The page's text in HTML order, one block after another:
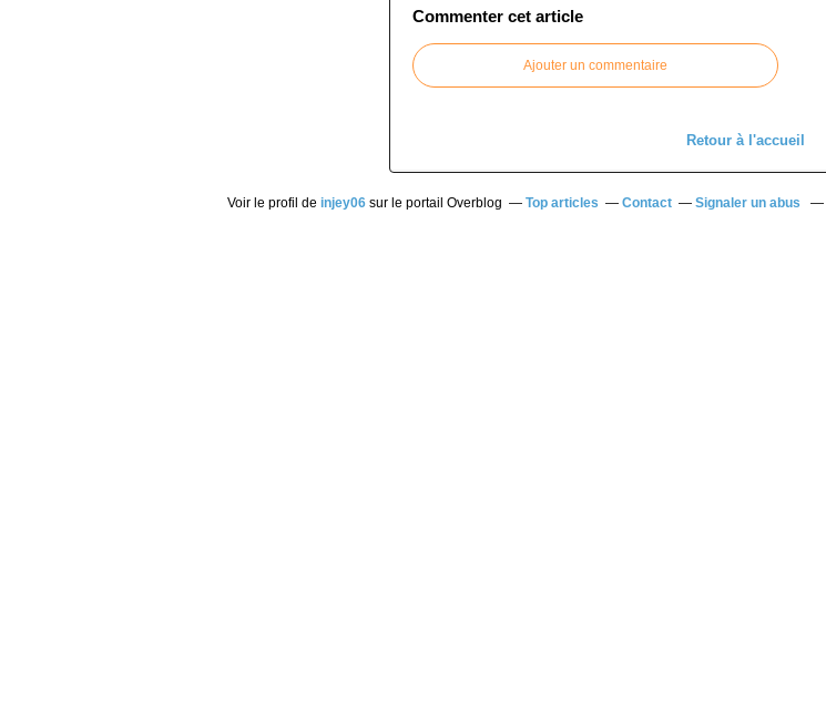
Commenter cet article
Ajouter un commentaire
Retour à l'accueil
Voir le profil de injey06 sur le portail Overblog Top articles Contact Signaler un abus